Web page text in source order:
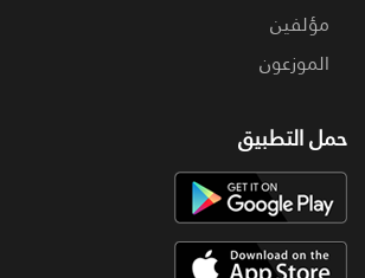
مؤلفين
الموزعون
حمل التطبيق